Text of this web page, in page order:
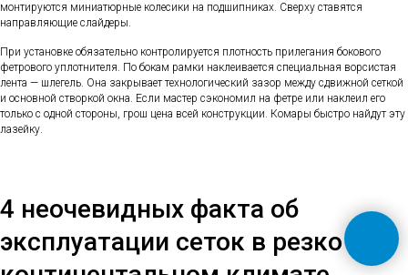
монтируются миниатюрные колесики на подшипниках. Сверху ставятся
направляющие слайдеры.
При установке обязательно контролируется плотность прилегания бокового
фетрового уплотнителя. По бокам рамки наклеивается специальная ворсистая
лента — шлегель. Она закрывает технологический зазор между сдвижной сеткой
и основной створкой окна. Если мастер сэкономил на фетре или наклеил его
только с одной стороны, грош цена всей конструкции. Комары быстро найдут эту
лазейку.
4 неочевидных факта об
эксплуатации сеток в резко